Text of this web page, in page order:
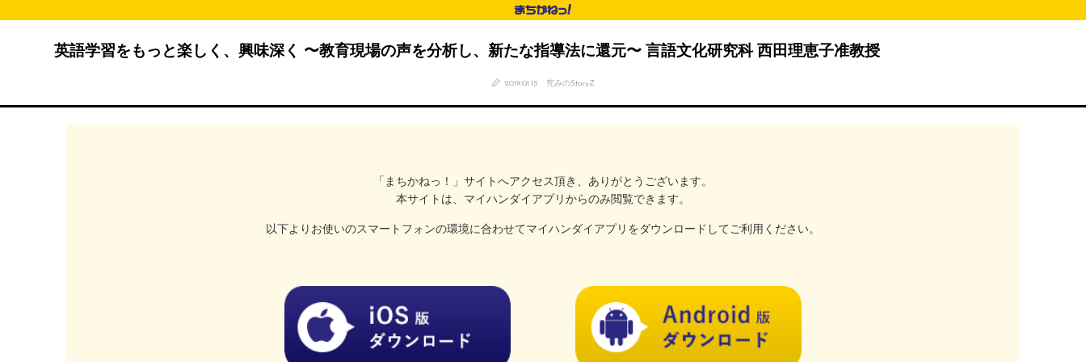
英語学習をもっと楽しく、興味深く 〜教育現場の声を分析し、新たな指導法に還元〜 言語文化研究科 西田理恵子准教授
2019.01.15 究みのStoryZ
「まちかねっ！」サイトへアクセス頂き、 ありがとうございます。
本サイトは、マイハンダイアプリからのみ閲覧できます。
以下よりお使いのスマートフォンの環境に合わせてマイハンダイアプリをダウンロードしてご利用ください。